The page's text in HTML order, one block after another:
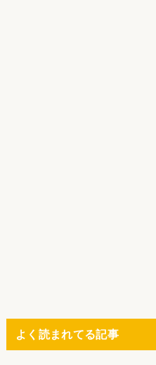
よく読まれてる記事